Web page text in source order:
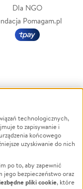
Dla NGO
Pomagam.pl
Powódź
Wichura
NGO
Edukacja
Podróż
technologicznych,
to zapisywanie i
końcowego
uzyskiwanie do nich
po to, aby zapewnić
jego bezpieczeństwo oraz
pliki cookie, które